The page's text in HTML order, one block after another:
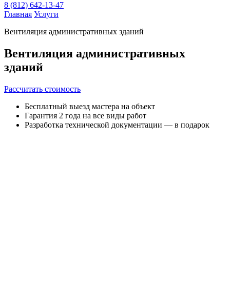
8 (812) 642-13-47
Главная Услуги
Вентиляция административных зданий
Вентиляция административных
зданий
Рассчитать стоимость
Бесплатный выезд мастера на объект
Гарантия 2 года на все виды работ
Разработка технической документации — в подарок